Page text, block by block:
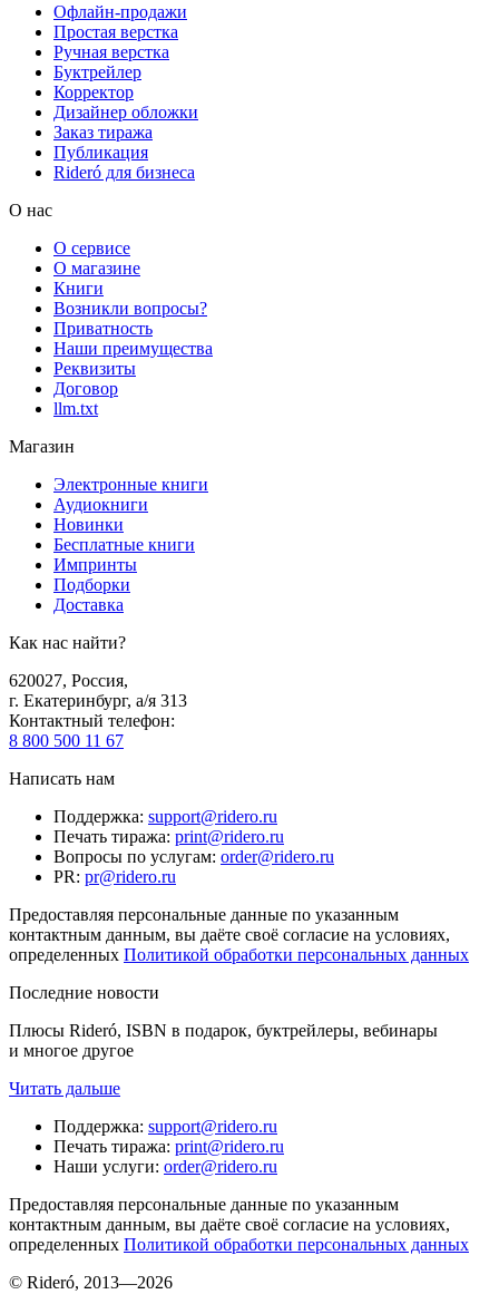
Офлайн-продажи
Простая верстка
Ручная верстка
Буктрейлер
Корректор
Дизайнер обложки
Заказ тиража
Публикация
Rideró для бизнеса
О нас
О сервисе
О магазине
Книги
Возникли вопросы?
Приватность
Наши преимущества
Реквизиты
Договор
llm.txt
Магазин
Электронные книги
Аудиокниги
Новинки
Бесплатные книги
Импринты
Подборки
Доставка
Как нас найти?
620027, Россия,
г. Екатеринбург, а/я 313
Контактный телефон:
8 800 500 11 67
Написать нам
Поддержка: support@ridero.ru
Печать тиража: print@ridero.ru
Вопросы по услугам: order@ridero.ru
PR: pr@ridero.ru
Предоставляя персональные данные по указанным
контактным данным, вы даёте своё согласие на условиях,
определенных Политикой обработки персональных данных
Последние новости
Плюсы Rideró, ISBN в подарок, буктрейлеры, вебинары
и многое другое
Читать дальше
Поддержка: support@ridero.ru
Печать тиража: print@ridero.ru
Наши услуги: order@ridero.ru
Предоставляя персональные данные по указанным
контактным данным, вы даёте своё согласие на условиях,
определенных Политикой обработки персональных данных
© Rideró, 2013—2026